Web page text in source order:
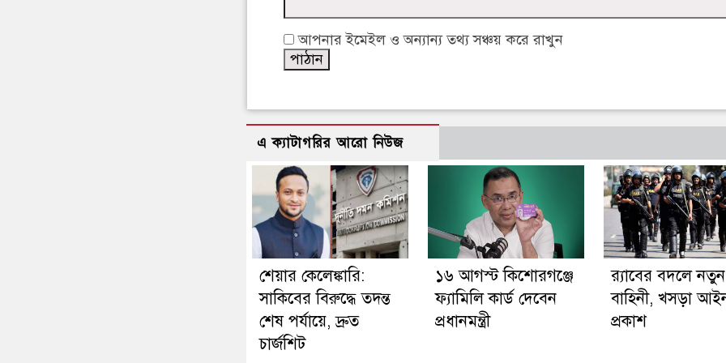
আপনার ইমেইল ও অন্যান্য তথ্য সঞ্চয় করে রাখুন
এ ক্যাটাগরির আরো নিউজ
শেয়ার কেলেঙ্কারি:
সাকিবের বিরুদ্ধে তদন্ত
শেষ পর্যায়ে, দ্রুত
চার্জশিট
১৬ আগস্ট কিশোরগঞ্জে
ফ্যামিলি কার্ড দেবেন
প্রধানমন্ত্রী
র‍্যাবের বদলে নতুন
বাহিনী, খসড়া
প্রকাশ